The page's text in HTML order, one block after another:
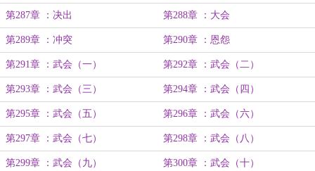
第287章 ：决出 第288章 ：大会
第289章 ：冲突 第290章 ：恩怨
第291章 ：武会（一） 第292章 ：武会（二）
第293章 ：武会（三） 第294章 ：武会（四）
第295章 ：武会（五） 第296章 ：武会（六）
第297章 ：武会（七） 第298章 ：武会（八）
第299章 ：武会（九） 第300章 ：武会（十）